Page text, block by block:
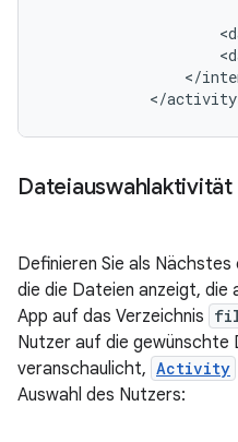
</
Definieren Sie als Nächstes
die die Dateien anzeigt, die
App auf das Verzeichnis
Nutzer auf die gewünschte
veranschaulicht, Activity
Auswahl des Nutzers: